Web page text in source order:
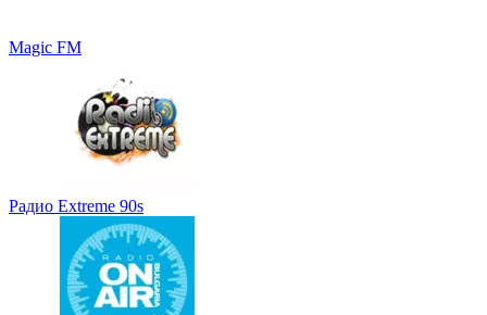
Magic FM
Радио Extreme 90s